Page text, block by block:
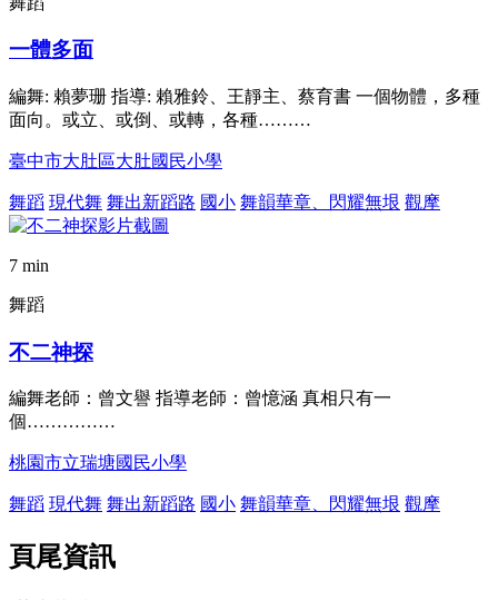
一體多面
編舞: 賴夢珊 指導: 賴雅鈴、王靜主、蔡育書 一個物體，多種
面向。或立、或倒、或轉，各種………
臺中市大肚區大肚國民小學
舞蹈 現代舞 舞出新蹈路 國小 舞韻華章、閃耀無垠 觀摩
7 min
舞蹈
不二神探
編舞老師：曾文譽 指導老師：曾憶涵 真相只有一
個……………
桃園市立瑞塘國民小學
舞蹈 現代舞 舞出新蹈路 國小 舞韻華章、閃耀無垠 觀摩
頁尾資訊